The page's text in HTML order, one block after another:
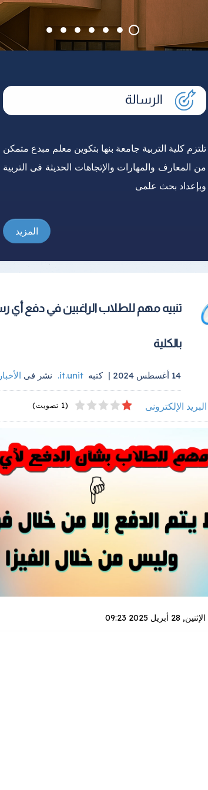
تلتزم كلية التربية جامعة بنها بتكوين معلم مبدع متمكن
من المعارف والمهارات والإتجاهات الحديثة فى التربية
وبإعداد بحث علمى
المزيد
تنبيه مهم للطلاب الراغبين في دفع أي
بالكلية
14 أغسطس 2024 | كتبه it.unit
. نشر فى الأخبار
البريد الإلكترونى 1
2
3
4
5 (1 تصويت)
الإثنين, 28 أبريل 2025 09:23